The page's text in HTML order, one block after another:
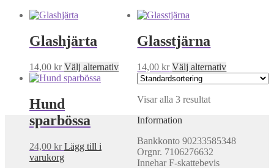
Glashjärta
14,00 kr Välj alternativDen
varianter.
alternativen
Glasstjärna
14,00kr Välj alternativDen
olika
Hund
sparbössa
24,00 kr Lägg till i
varukorg
Visar alla 3 resultat
Information
Bankkonto 90233585348
Orgnr. 7106276632
Innehar F-skattebevis